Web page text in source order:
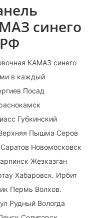
синего
КАМАЗ синего
в каждый
Посад
Губкинский
Пышма Серов
Новомосковск
Жезказган
Хабаровск. Ирбит
Пермь Волхов.
Рудный Вологда